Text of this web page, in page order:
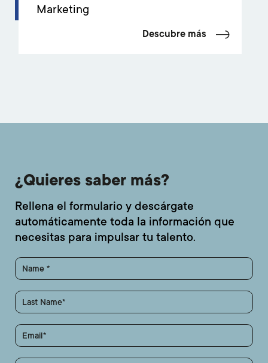
Marketing
Descubre más
¿Quieres saber más?
Rellena el formulario y descárgate
automáticamente toda la información que
necesitas para impulsar tu talento.
Name
Last Name
Email